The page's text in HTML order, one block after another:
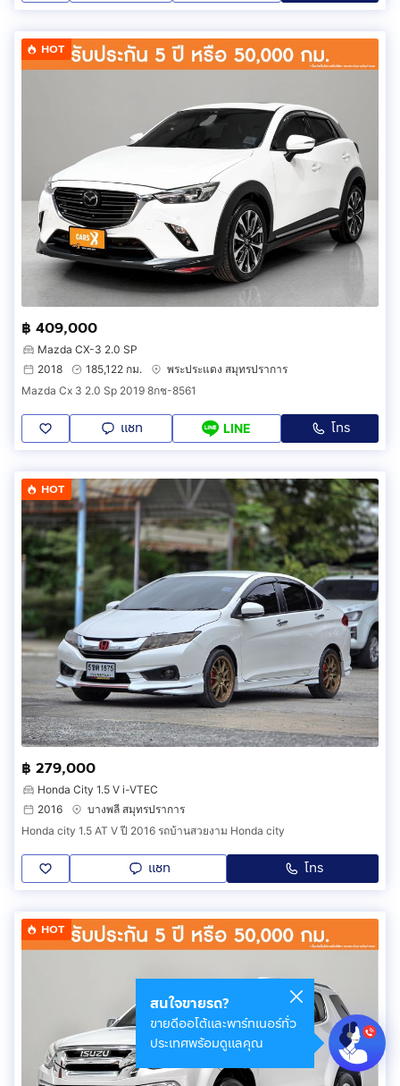
HOT
฿ 409,000
Mazda CX-3 2.0 SP
2018
185,122 กม.
พระประแดง สมุทรปราการ
Mazda Cx 3 2.0 Sp 2019 8กช-8561
แชท LINE โทร
HOT
฿ 279,000
Honda City 1.5 V i-VTEC
2016
บางพลี สมุทรปราการ
Honda city 1.5 AT V ปี 2016 รถบ้านสวยงาม Honda city
แชท โทร
HOT
สนใจขายรถ?
ขายดีออโต้และพาร์ทเนอร์ทั่ว
ประเทศพร้อมดูแลคุณ